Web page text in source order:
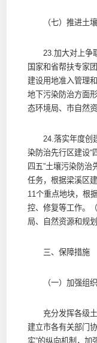
（七）推进土壤
23.加大对上争取
国家和省帮扶专家
建设用地准入管理
地下污染防治方面
态环境局、市自然
24.落实年度创建
染防治先行区建设“
四五”土壤污染防治
任务，根据梁溪区
11个重点地块，根
控、修复等工作。
局、自然资源和规
三、保障措施
（一）加强组织
充分发挥各级土
建立市各有关部门
实”的纵向机制，加